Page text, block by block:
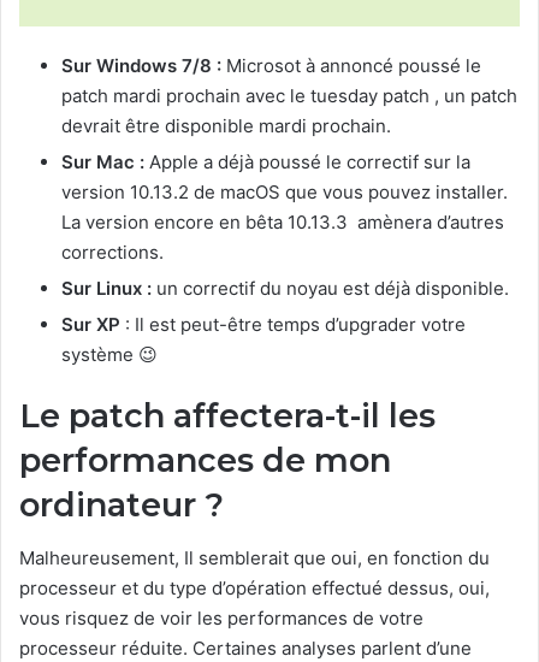
Sur Windows 7/8 : Microsot à annoncé poussé le
patch mardi prochain avec le tuesday patch , un patch
devrait être disponible mardi prochain.
Sur Mac : Apple a déjà poussé le correctif sur la
version 10.13.2 de macOS que vous pouvez installer.
La version encore en bêta 10.13.3 amènera d’autres
corrections.
Sur Linux : un correctif du noyau est déjà disponible.
Sur XP : Il est peut-être temps d’upgrader votre
système 😉
Le patch affectera-t-il les
performances de mon
ordinateur ?
Malheureusement, Il semblerait que oui, en fonction du
processeur et du type d’opération effectué dessus, oui,
vous risquez de voir les performances de votre
processeur réduite. Certaines analyses parlent d’une